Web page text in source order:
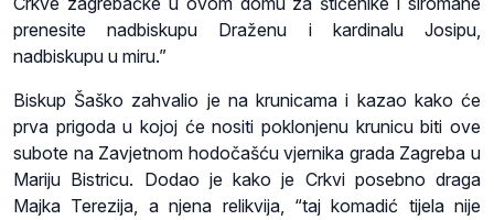
prenesite nadbiskupu Draženu i kardinalu Josipu,
nadbiskupu u miru.”
Biskup Šaško zahvalio je na krunicama i kazao kako će
prva prigoda u kojoj će nositi poklonjenu krunicu biti ove
subote na Zavjetnom hodočašću vjernika grada Zagreba u
Mariju Bistricu. Dodao je kako je Crkvi posebno draga
Majka Terezija, a njena relikvija, “taj komadić tijela nije